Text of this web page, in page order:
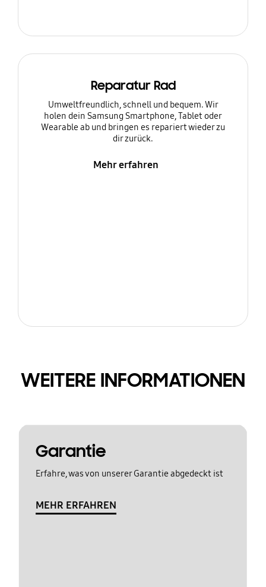
Reparatur Rad
Umweltfreundlich, schnell und bequem. Wir
holen dein Samsung Smartphone, Tablet oder
Wearable ab und bringen es repariert wieder zu
dir zurück.
Mehr erfahren
WEITERE INFORMATIONEN
Garantie
Erfahre, was von unserer Garantie abgedeckt ist
MEHR ERFAHREN